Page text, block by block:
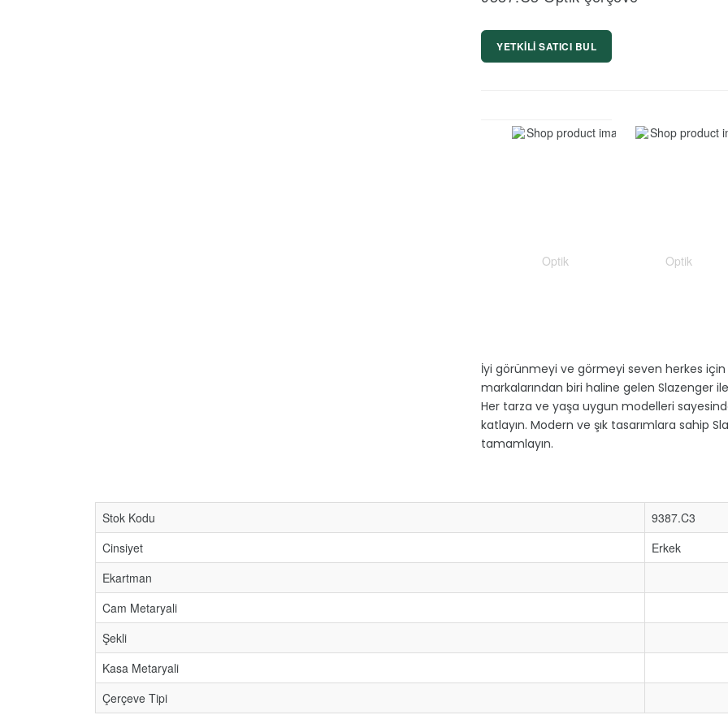
YETKİLİ SATICI BUL
Optik Optik
İyi görünmeyi ve görmeyi seven herkes için
markalarından biri haline gelen Slazenger
Her tarza ve yaşa uygun modelleri
katlayın. Modern ve şık tasarımlara sahip
tamamlayın.
Stok Kodu
9387.C3
Cinsiyet
Erkek
Ekartman
Cam Metaryali
Şekli
Kasa Metaryali
Çerçeve Tipi